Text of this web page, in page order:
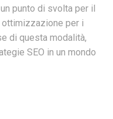
punto di svolta per il
ottimizzazione per i
di questa modalità,
SEO in un mondo